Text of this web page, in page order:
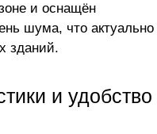
и оснащён
шума, что актуально
зданий.
и удобство